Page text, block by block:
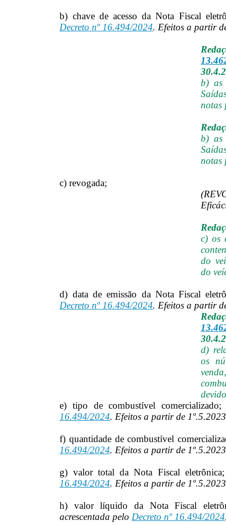
b) chave de acesso da Nota Fiscal
Decreto nº 16.494/2024. Efeitos a partir
b) as
notas
b) as
notas
c) revogada;
c) os
do
do
d) data de emissão da Nota Fiscal
Decreto nº 16.494/2024. Efeitos a partir
d)
os
e) tipo de combustível comercializado;
16.494/2024. Efeitos a partir de
f) quantidade de combustível
16.494/2024. Efeitos a partir de
g) valor total da Nota Fiscal eletrônica;
16.494/2024. Efeitos a partir de
h) valor líquido da Nota Fiscal
acrescentada peloDecreto nº 16.494/2024